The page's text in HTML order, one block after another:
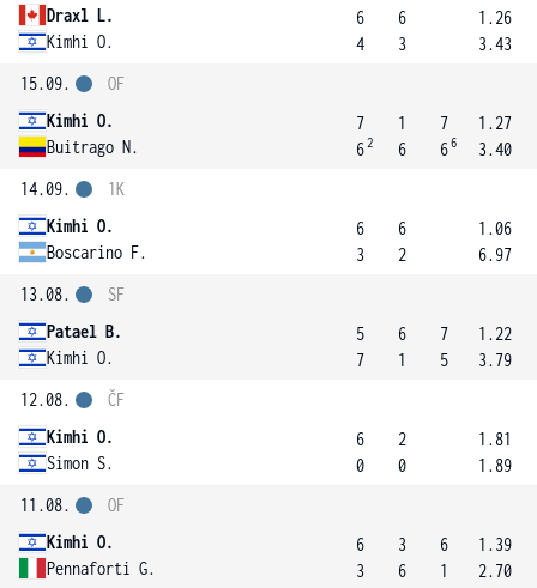
Draxl L.
Kimhi O.
6
4
6
3
1.26
3.43
15.09.
Kimhi O.
Buitrago N.
OF
7
62
1
6
7
66
1.27
3.40
14.09.
Kimhi O.
Boscarino F.
1K
6
3
6
2
1.06
6.97
13.08.
Patael B.
Kimhi O.
SF
5
7
6
1
7
5
1.22
3.79
12.08.
Kimhi O.
Simon S.
ČF
6
0
2
0
1.81
1.89
11.08.
Kimhi O.
Pennaforti G.
OF
6
3
3
6
6
1
1.39
2.70